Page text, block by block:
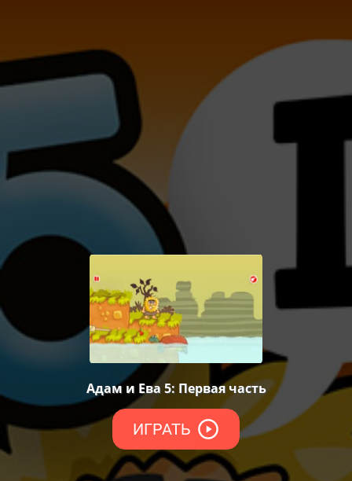
Адам и Ева 5: Первая часть
ИГРАТЬ